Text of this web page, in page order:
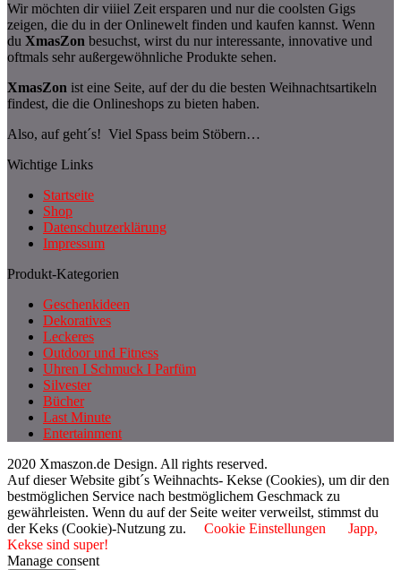
Wir möchten dir viiiel Zeit ersparen und nur die coolsten Gigs
zeigen, die du in der Onlinewelt finden und kaufen kannst. Wenn
du XmasZon besuchst, wirst du nur interessante, innovative und
oftmals sehr außergewöhnliche Produkte sehen.
XmasZon ist eine Seite, auf der du die besten Weihnachtsartikeln
findest, die die Onlineshops zu bieten haben.
Also, auf geht´s! Viel Spass beim Stöbern…
Wichtige Links
Startseite
Shop
Datenschutzerklärung
Impressum
Produkt-Kategorien
Geschenkideen
Dekoratives
Leckeres
Outdoor und Fitness
Uhren I Schmuck I Parfüm
Silvester
Bücher
Last Minute
Entertainment
2020 Xmaszon.de Design. All rights reserved.
Auf dieser Website gibt´s Weihnachts- Kekse (Cookies), um dir den
bestmöglichen Service nach bestmöglichem Geschmack zu
gewährleisten. Wenn du auf der Seite weiter verweilst, stimmst du
der Keks (Cookie)-Nutzung zu.
Cookie Einstellungen
Japp,
Kekse sind super!
Manage consent